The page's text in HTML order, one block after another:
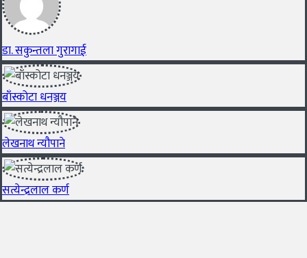
डा. सकुन्तला गुरागाई
बाँस्कोटा धनञ्जय
लेखनाथ न्यौपाने
सत्येन्द्रलाल कर्ण